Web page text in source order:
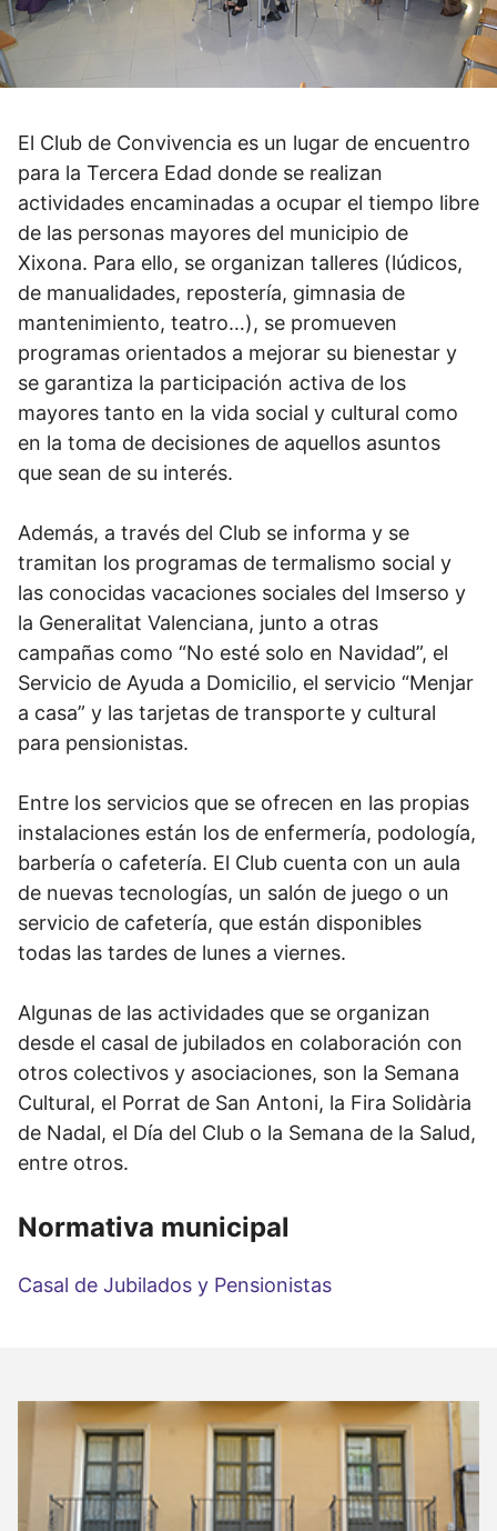
El Club de Convivencia es un lugar de encuentro
para la Tercera Edad donde se realizan
actividades encaminadas a ocupar el tiempo libre
de las personas mayores del municipio de
Xixona. Para ello, se organizan talleres (lúdicos,
de manualidades, repostería, gimnasia de
mantenimiento, teatro…), se promueven
programas orientados a mejorar su bienestar y
se garantiza la participación activa de los
mayores tanto en la vida social y cultural como
en la toma de decisiones de aquellos asuntos
que sean de su interés.
Además, a través del Club se informa y se
tramitan los programas de termalismo social y
las conocidas vacaciones sociales del Imserso y
la Generalitat Valenciana, junto a otras
campañas como “No esté solo en Navidad”, el
Servicio de Ayuda a Domicilio, el servicio “Menjar
a casa” y las tarjetas de transporte y cultural
para pensionistas.
Entre los servicios que se ofrecen en las propias
instalaciones están los de enfermería, podología,
barbería o cafetería. El Club cuenta con un aula
de nuevas tecnologías, un salón de juego o un
servicio de cafetería, que están disponibles
todas las tardes de lunes a viernes.
Algunas de las actividades que se organizan
desde el casal de jubilados en colaboración con
otros colectivos y asociaciones, son la Semana
Cultural, el Porrat de San Antoni, la Fira Solidària
de Nadal, el Día del Club o la Semana de la Salud,
entre otros.
Normativa municipal
Casal de Jubilados y Pensionistas